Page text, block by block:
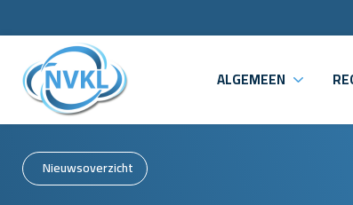
ALGEMEEN
Nieuwsoverzicht